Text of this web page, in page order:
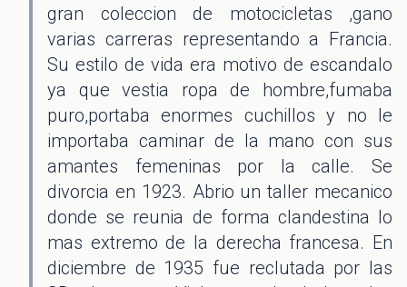
gran coleccion de motocicletas ,gano
varias carreras representando a Francia.
Su estilo de vida era motivo de escandalo
ya que vestia ropa de hombre,fumaba
puro,portaba enormes cuchillos y no le
importaba caminar de la mano con sus
amantes femeninas por la calle. Se
divorcia en 1923. Abrio un taller mecanico
donde se reunia de forma clandestina lo
mas extremo de la derecha francesa. En
diciembre de 1935 fue reclutada por las